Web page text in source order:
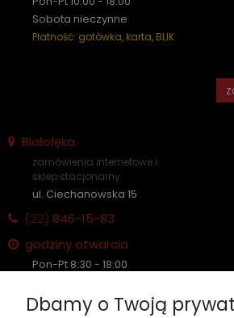
Sobota nieczynne
Płatność: gotówka, karta, BLIK
Białołęka
zamówienia internetowe i
sklep stacjonarny
ul. Ciechanowska 15
(22) 846-15-83
godziny otwarcia
Pon-Pt 8:30 - 18:00
Płatność: gotówka, karta, BLIK
Dbamy o Twoją